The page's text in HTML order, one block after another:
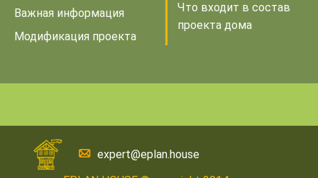
Важная информация
Модификация проекта
Что входит в состав
проекта дома
expert@eplan.house